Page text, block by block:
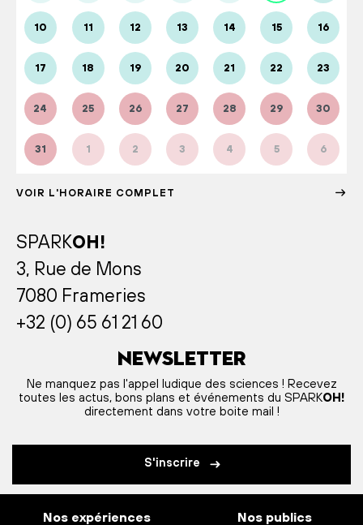
10 11 12 13 14 15 16
17 18 19 20 21 22 23
24 25 26 27 28 29 30
31 1 2 3 4 5 6
VOIR L'HORAIRE COMPLET
SPARKOH!
3, Rue de Mons
7080 Frameries
+32 (0) 65 61 21 60
Newsletter
Ne manquez pas l'appel ludique des sciences ! Recevez
toutes les actus, bons plans et événements du SPARKOH!
directement dans votre boite mail !
S'inscrire
Nos expériences Nos publics